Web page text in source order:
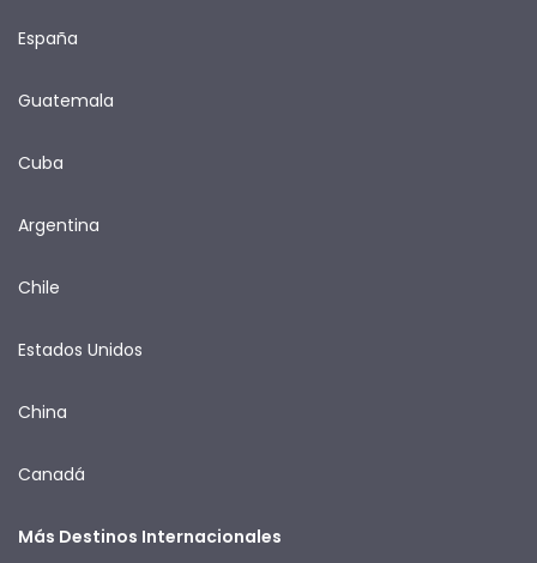
España
Guatemala
Cuba
Argentina
Chile
Estados Unidos
China
Canadá
Más Destinos Internacionales